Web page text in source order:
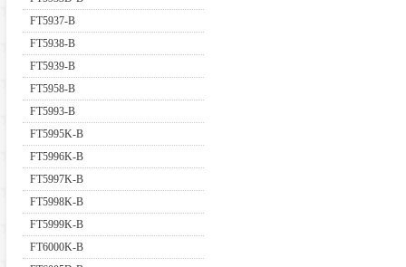
FT5937-B
FT5938-B
FT5939-B
FT5958-B
FT5993-B
FT5995K-B
FT5996K-B
FT5997K-B
FT5998K-B
FT5999K-B
FT6000K-B